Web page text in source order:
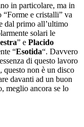
in particolare, ma in
e cristalli” va
dal primo all’ultimo
solari le
” e Placido
“Esotida“. Davvero
di questo lavoro
questo non è un disco
davanti ad un buon
meglio ancora se lo